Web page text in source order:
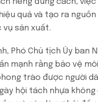
riêng đúng cách, việc
quả và tạo ra nguồn
sản xuất.
Phó Chủ tịch Ủy ban
mạnh rằng bảo vệ
trào được người
hội tách nhựa không